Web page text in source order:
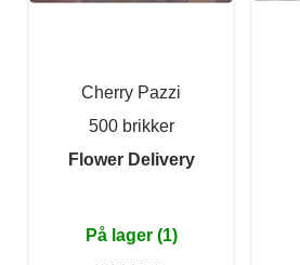
Cherry Pazzi
500 brikker
Flower Delivery
På lager (1)